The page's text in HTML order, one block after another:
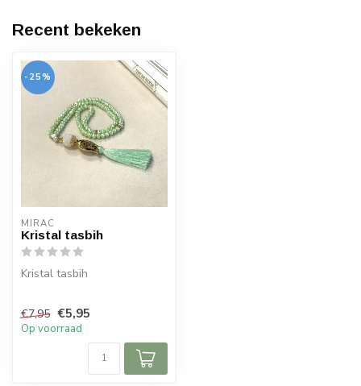
Recent bekeken
-25%
MIRAC
Kristal tasbih
Kristal tasbih
99 kralen
Kleur zoals afgebeeld
€7,95 €5,95
Op voorraad